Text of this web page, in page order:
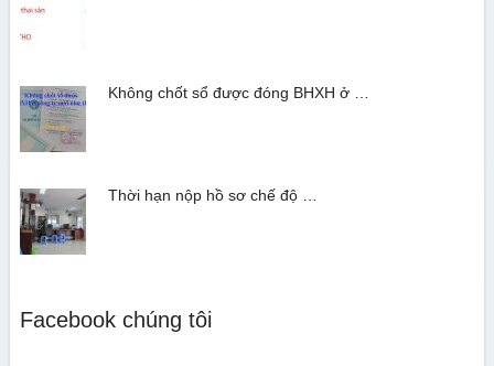
Không chốt sổ được đóng BHXH ở …
Thời hạn nộp hồ sơ chế độ …
Facebook chúng tôi